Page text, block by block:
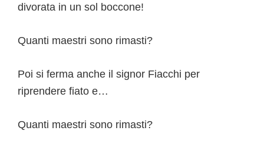
divorata in un sol boccone!
Quanti maestri sono rimasti?
Poi si ferma anche il signor Fiacchi per
riprendere fiato e…
Quanti maestri sono rimasti?